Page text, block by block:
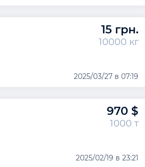
15 грн.
10000 кг
2025/03/27 в 07:19
970 $
1000 т
2025/02/19 в 23:21